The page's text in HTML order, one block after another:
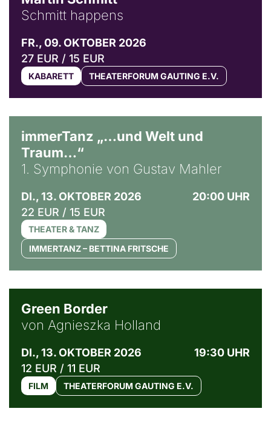
Schmitt happens
FR., 09. OKTOBER 2026
27 EUR / 15 EUR
KABARETT THEATERFORUM GAUTING E.V.
immerTanz „…und Welt und
Traum…“
1. Symphonie von Gustav Mahler
DI., 13. OKTOBER 2026
20:00 UHR
22 EUR / 15 EUR
THEATER & TANZ
IMMERTANZ – BETTINA FRITSCHE
Green Border
von Agnieszka Holland
DI., 13. OKTOBER 2026
19:30 UHR
12 EUR / 11 EUR
FILM THEATERFORUM GAUTING E.V.